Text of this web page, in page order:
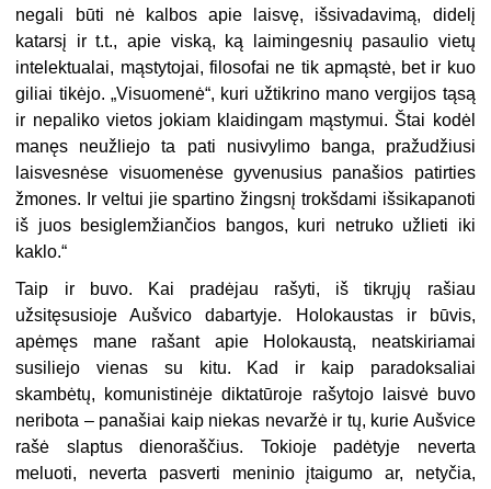
negali būti nė kalbos apie laisvę, išsivadavimą, didelį
katarsį ir t.t., apie viską, ką laimingesnių pasaulio vietų
intelektualai, mąstytojai, filosofai ne tik apmąstė, bet ir kuo
giliai tikėjo. „Visuomenė“, kuri užtikrino mano vergijos tąsą
ir nepaliko vietos jokiam klai­dingam mąstymui. Štai kodėl
manęs neužliejo ta pati nusivylimo banga, pra­žudžiusi
laisvesnėse visuomenėse gyvenusius panašios patirties
žmones. Ir veltui jie spartino žingsnį trokšdami išsikapanoti
iš juos besiglemžiančios bangos, kuri netruko užlieti iki
kaklo.“
Taip ir buvo. Kai pradėjau rašyti, iš tikrųjų rašiau
užsitęsusioje Aušvico da­bartyje. Holokaustas ir būvis,
apėmęs mane rašant apie Holokaustą, neatskiria­mai
susiliejo vienas su kitu. Kad ir kaip paradoksaliai
skambėtų, komunistinėje diktatūroje rašytojo laisvė buvo
neribota – panašiai kaip niekas nevaržė ir tų, kurie Aušvice
rašė slaptus dienoraščius. Tokioje padėtyje neverta
meluoti, ne­verta pasverti meninio įtaigumo ar, netyčia,